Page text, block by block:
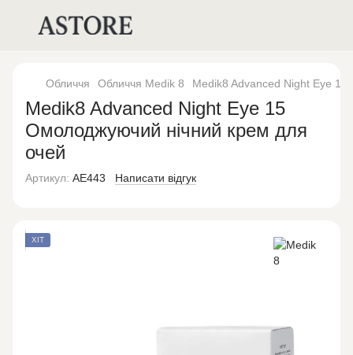
Обличчя Обличчя Medik 8 Medik8 Advanced Night Eye
Medik8 Advanced Night Eye 15
Омолоджуючий нічний крем для
очей
Артикул: AE443 Написати відгук
ХІТ